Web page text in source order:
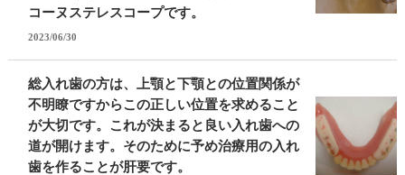
コーヌステレスコープです。
2023/06/30
総入れ歯の方は、上顎と下顎との位置関係が
不明瞭ですからこの正しい位置を求めること
が大切です。これが決まると良い入れ歯への
道が開けます。そのために予め治療用の入れ
歯を作ることが肝要です。